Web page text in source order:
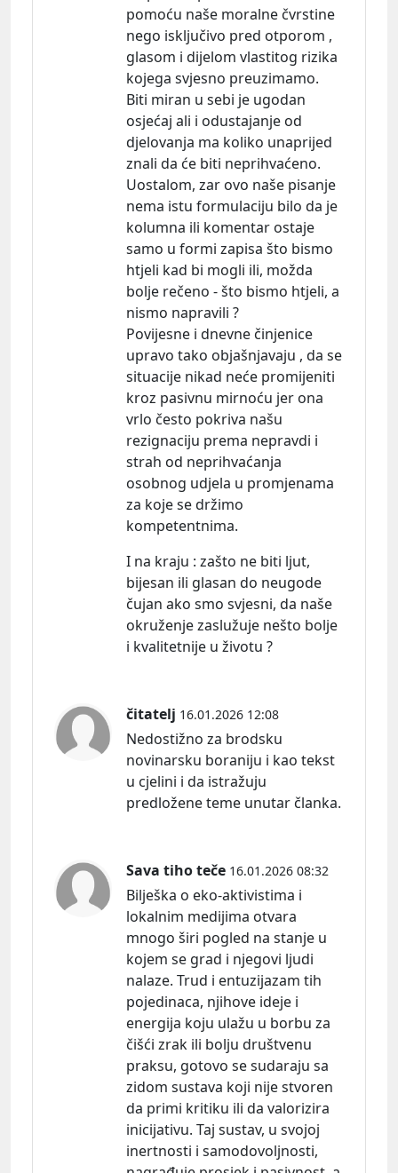
pomoću naše moralne čvrstine
nego isključivo pred otporom ,
glasom i dijelom vlastitog rizika
kojega svjesno preuzimamo.
Biti miran u sebi je ugodan
osjećaj ali i odustajanje od
djelovanja ma koliko unaprijed
znali da će biti neprihvaćeno.
Uostalom, zar ovo naše pisanje
nema istu formulaciju bilo da je
kolumna ili komentar ostaje
samo u formi zapisa što bismo
htjeli kad bi mogli ili, možda
bolje rečeno - što bismo htjeli, a
nismo napravili ?
Povijesne i dnevne činjenice
upravo tako objašnjavaju , da se
situacije nikad neće promijeniti
kroz pasivnu mirnoću jer ona
vrlo često pokriva našu
rezignaciju prema nepravdi i
strah od neprihvaćanja
osobnog udjela u promjenama
za koje se držimo
kompetentnima.
I na kraju : zašto ne biti ljut,
bijesan ili glasan do neugode
čujan ako smo svjesni, da naše
okruženje zaslužuje nešto bolje
i kvalitetnije u životu ?
čitatelj 16.01.2026 12:08
Nedostižno za brodsku
novinarsku boraniju i kao tekst
u cjelini i da istražuju
predložene teme unutar članka.
Sava tiho teče 16.01.2026 08:32
Bilješka o eko-aktivistima i
lokalnim medijima otvara
mnogo širi pogled na stanje u
kojem se grad i njegovi ljudi
nalaze. Trud i entuzijazam tih
pojedinaca, njihove ideje i
energija koju ulažu u borbu za
čišći zrak ili bolju društvenu
praksu, gotovo se sudaraju sa
zidom sustava koji nije stvoren
da primi kritiku ili da valorizira
inicijativu. Taj sustav, u svojoj
inertnosti i samodovoljnosti,